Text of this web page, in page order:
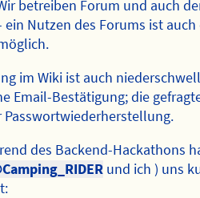
betreiben Forum und auch
ein Nutzen des Forums ist
im Wiki ist auch
Email-Bestätigung; die
Passwortwiederherstellung.
des Backend-Hackathons
und ich ) uns